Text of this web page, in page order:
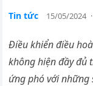
Tin tức 15/05/2024 ·
Điều khiển điều
không hiện đầy đủ
ứng phó với những